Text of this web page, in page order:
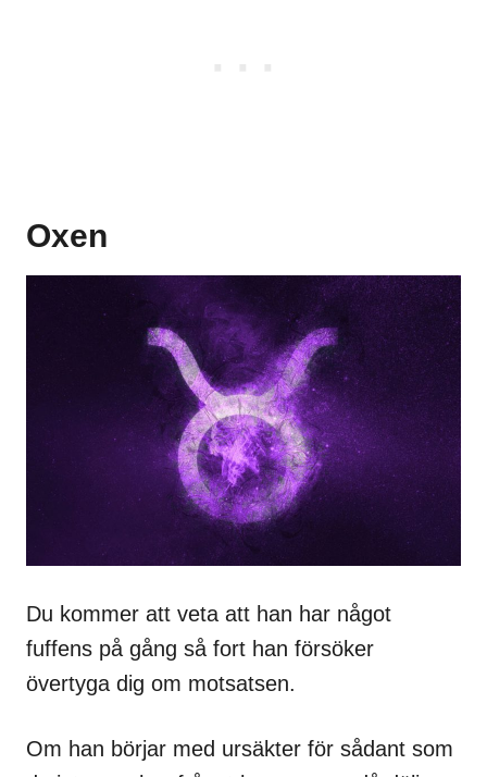
Oxen
Du kommer att veta att han har något
fuffens på gång så fort han försöker
övertyga dig om motsatsen.
Om han börjar med ursäkter för sådant som